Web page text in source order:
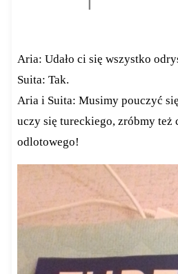
Aria: Udało ci się wszystko
Suita: Tak.
Aria i Suita: Musimy pouczyć
uczy się tureckiego, zróbmy też
odlotowego!